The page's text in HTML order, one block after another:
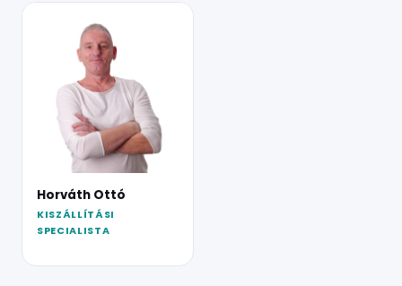
Horváth Ottó
KISZÁLLÍTÁSI
SPECIALISTA